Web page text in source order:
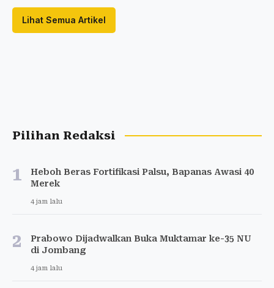
Lihat Semua Artikel
Pilihan Redaksi
1
Heboh Beras Fortifikasi Palsu, Bapanas Awasi 40
Merek
4 jam lalu
2
Prabowo Dijadwalkan Buka Muktamar ke-35 NU
di Jombang
4 jam lalu